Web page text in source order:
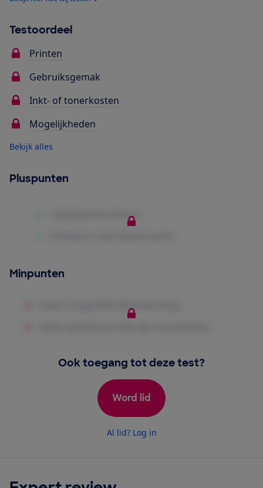
Testoordeel
Printen
Gebruiksgemak
Inkt- of tonerkosten
Mogelijkheden
Bekijk alles
Pluspunten
Minpunten
Ook toegang tot deze test?
Word lid
Al lid? Log in